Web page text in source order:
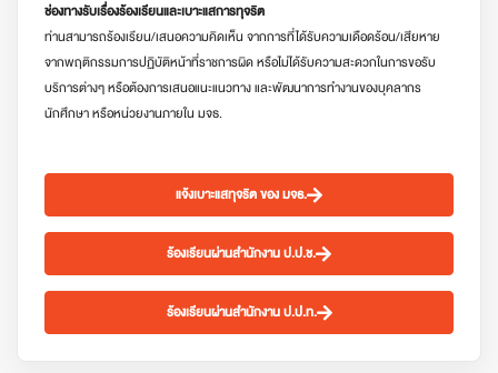
ช่องทางรับเรื่องร้องเรียนและเบาะแสการทุจริต
ท่านสามารถร้องเรียน/เสนอความคิดเห็น จากการที่ได้รับความเดือดร้อน/เสียหาย
จากพฤติกรรมการปฏิบัติหน้าที่ราชการผิด หรือไม่ได้รับความสะดวกในการขอรับ
บริการต่างๆ หรือต้องการเสนอแนะแนวทาง และพัฒนาการทำงานของบุคลากร
นักศึกษา หรือหน่วยงานภายใน มจธ.
แจ้งเบาะแสทุจริต ของ มจธ.
ร้องเรียนผ่านสำนักงาน ป.ป.ช.
ร้องเรียนผ่านสำนักงาน ป.ป.ท.